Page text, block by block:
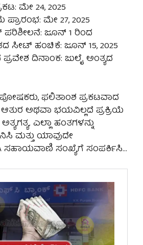
ಮೇ 24, 2025
ಮೇ 27, 2025
ಪರಿಶೀಲನೆ: ಜೂನ್ 1 ರಿಂದ
ಸೀಟ್ ಹಂಚಿಕೆ: ಜೂನ್ 15, 2025
ದಿನಾಂಕ: ಜುಲೈ ಅಂತ್ಯದ
ಪೋಷಕರು, ಫಲಿತಾಂಶ ಪ್ರಕಟವಾದ
ಆತುರ ಅಥವಾ ಭಯವಿಲ್ಲದೆ ಪ್ರಕ್ರಿಯೆ
ಎಲ್ಲಾ ಹಂತಗಳನ್ನು
ಮತ್ತು ಯಾವುದೇ
ಸಹಾಯವಾಣಿ ಸಂಖ್ಯೆಗೆ ಸಂಪರ್ಕಿಸಿ…